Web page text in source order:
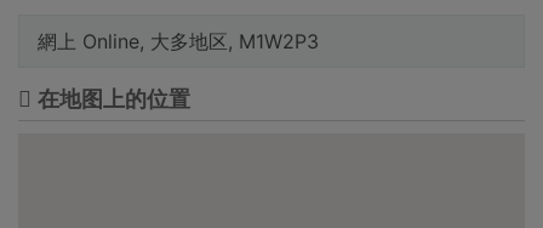
網上 Online, 大多地区, M1W2P3
在地图上的位置